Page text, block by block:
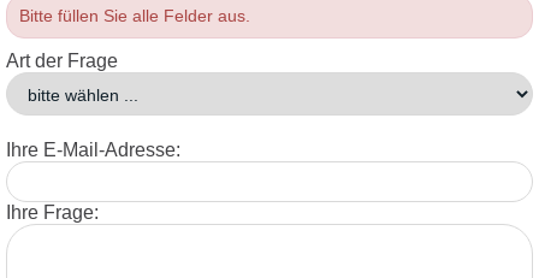
Bitte füllen Sie alle Felder aus.
Art der Frage
Ihre E-Mail-Adresse:
Ihre Frage: